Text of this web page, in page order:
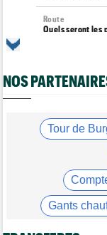
Route
Quels seront les
Tour de Pologne
Tour de France
Loes Adegeest :
Tour de France
La 9e et
Tour de France
Puck Pieterse :
Tour de France
NOS
Tour de
Gants